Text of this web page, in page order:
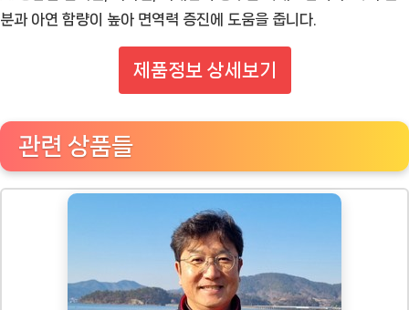
분과 아연 함량이 높아 면역력 증진에 도움을 줍니다.
제품정보 상세보기
관련 상품들